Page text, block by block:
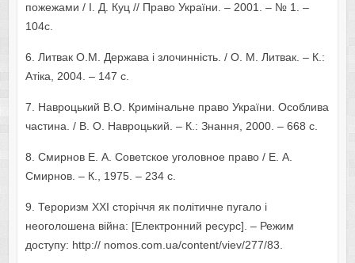
пожежами / І. Д. Куц // Право України. – 2001. – № 1. –
104с.
6. Литвак О.М. Держава і злочинність. / О. М. Литвак. – К.:
Атіка, 2004. – 147 с.
7. Навроцький В.О. Кримінальне право України. Особлива
частина. / В. О. Навроцький. – К.: Знання, 2000. – 668 с.
8. Смирнов Е. А. Советское уголовное право / Е. А.
Смирнов. – К., 1975. – 234 с.
9. Тероризм ХХІ сторіччя як політичне пугало і
неоголошена війна: [Електронний ресурс]. – Режим
доступу: http:// nomos.com.ua/content/viev/277/83.